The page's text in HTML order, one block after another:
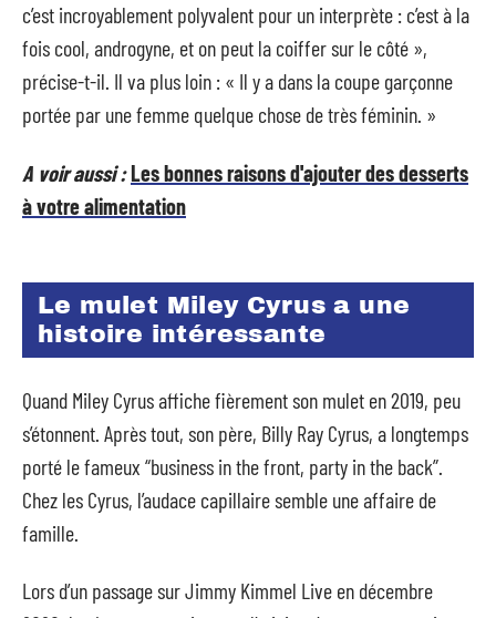
c’est incroyablement polyvalent pour un interprète : c’est à la
fois cool, androgyne, et on peut la coiffer sur le côté »,
précise-t-il. Il va plus loin : « Il y a dans la coupe garçonne
portée par une femme quelque chose de très féminin. »
A voir aussi :Les bonnes raisons d'ajouter des desserts
à votre alimentation
Le mulet Miley Cyrus a une
histoire intéressante
Quand Miley Cyrus affiche fièrement son mulet en 2019, peu
s’étonnent. Après tout, son père, Billy Ray Cyrus, a longtemps
porté le fameux “business in the front, party in the back”.
Chez les Cyrus, l’audace capillaire semble une affaire de
famille.
Lors d’un passage sur Jimmy Kimmel Live en décembre